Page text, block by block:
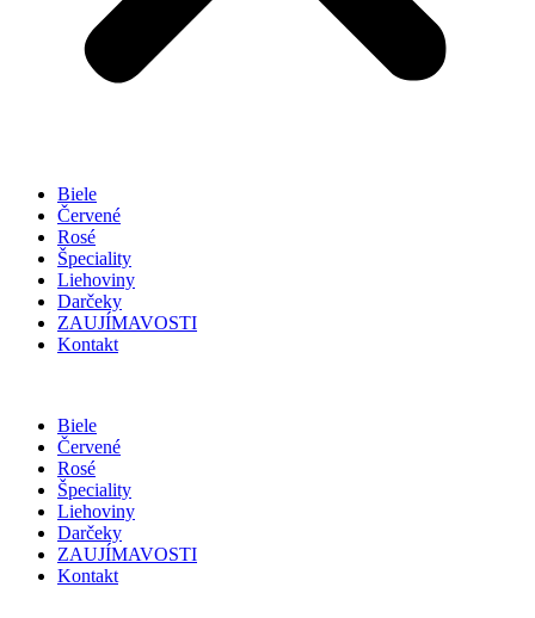
Biele
Červené
Rosé
Špeciality
Liehoviny
Darčeky
ZAUJÍMAVOSTI
Kontakt
Biele
Červené
Rosé
Špeciality
Liehoviny
Darčeky
ZAUJÍMAVOSTI
Kontakt